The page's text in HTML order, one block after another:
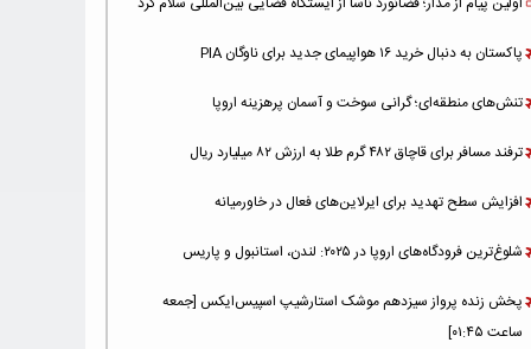
پاکستان به دنبال خرید ۱۶ هواپیمای جدید برای ناوگان PIA
تنش‌های منطقه‌ای؛ گرانی سوخت و آسمان پرهزینه اروپا
ترفند مسافر برای قاچاق ۴۸۲ گرم طلا به ارزش ۸۲ میلیارد ریال
افزایش سطح تهدید برای ایرلاین‌های فعال در خاورمیانه
شلوغ‌ترین فرودگاه‌های اروپا در ۲۰۲۵: لندن، استانبول و پاریس
پخش زنده پرواز سیزدهم موشک استارشیپ اسپیس‌ایکس [جمعه
ساعت ۰۱:۴۵]